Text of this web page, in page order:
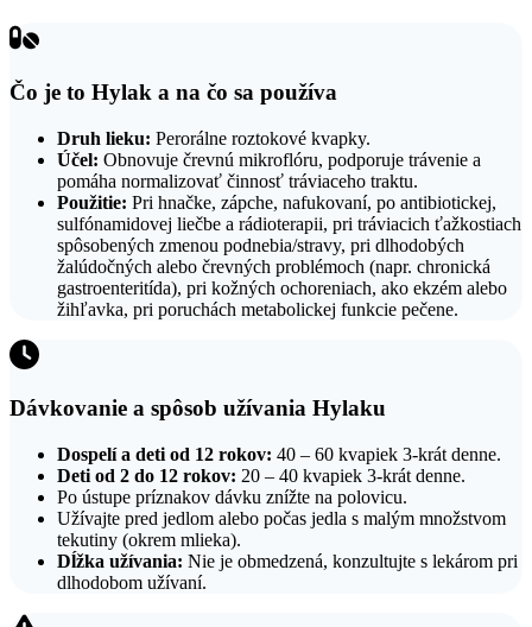
Čo je to Hylak a na čo sa používa
Druh lieku: Perorálne roztokové kvapky.
Účel: Obnovuje črevnú mikroflóru, podporuje trávenie a
pomáha normalizovať činnosť tráviaceho traktu.
Použitie: Pri hnačke, zápche, nafukovaní, po antibiotickej,
sulfónamidovej liečbe a rádioterapii, pri tráviacich ťažkostiach
spôsobených zmenou podnebia/stravy, pri dlhodobých
žalúdočných alebo črevných problémoch (napr. chronická
gastroenteritída), pri kožných ochoreniach, ako ekzém alebo
žihľavka, pri poruchách metabolickej funkcie pečene.
Dávkovanie a spôsob užívania Hylaku
Dospelí a deti od 12 rokov: 40 – 60 kvapiek 3-krát denne.
Deti od 2 do 12 rokov: 20 – 40 kvapiek 3-krát denne.
Po ústupe príznakov dávku znížte na polovicu.
Užívajte pred jedlom alebo počas jedla s malým množstvom
tekutiny (okrem mlieka).
Dĺžka užívania: Nie je obmedzená, konzultujte s lekárom pri
dlhodobom užívaní.